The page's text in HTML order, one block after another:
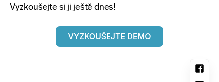
Vyzkoušejte si ji ještě dnes!